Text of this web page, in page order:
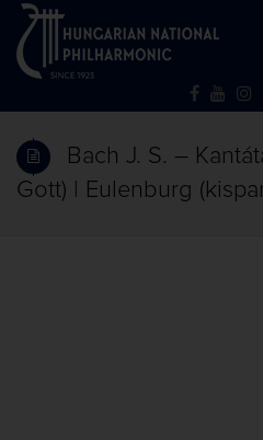
Bach J. S. –
Gott) | Eulenburg